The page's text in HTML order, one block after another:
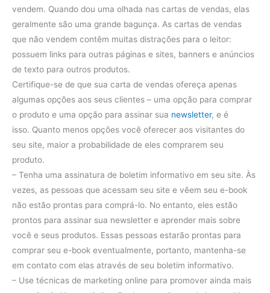
vendem. Quando dou uma olhada nas cartas de vendas, elas
geralmente são uma grande bagunça. As cartas de vendas
que não vendem contêm muitas distrações para o leitor:
possuem links para outras páginas e sites, banners e anúncios
de texto para outros produtos.
Certifique-se de que sua carta de vendas ofereça apenas
algumas opções aos seus clientes – uma opção para comprar
o produto e uma opção para assinar sua newsletter, e é
isso. Quanto menos opções você oferecer aos visitantes do
seu site, maior a probabilidade de eles comprarem seu
produto.
– Tenha uma assinatura de boletim informativo em seu site. Às
vezes, as pessoas que acessam seu site e vêem seu e-book
não estão prontas para comprá-lo. No entanto, eles estão
prontos para assinar sua newsletter e aprender mais sobre
você e seus produtos. Essas pessoas estarão prontas para
comprar seu e-book eventualmente, portanto, mantenha-se
em contato com elas através de seu boletim informativo.
– Use técnicas de marketing online para promover ainda mais